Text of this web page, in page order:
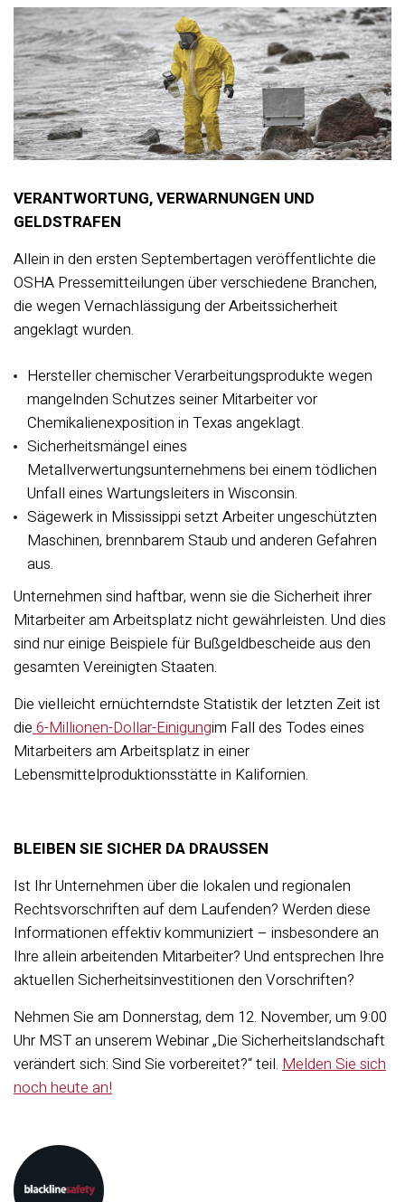
VERANTWORTUNG, VERWARNUNGEN UND
GELDSTRAFEN
Allein in den ersten Septembertagen veröffentlichte die
OSHA Pressemitteilungen über verschiedene Branchen,
die wegen Vernachlässigung der Arbeitssicherheit
angeklagt wurden.
Hersteller chemischer Verarbeitungsprodukte wegen
mangelnden Schutzes seiner Mitarbeiter vor
Chemikalienexposition in Texas angeklagt.
Sicherheitsmängel eines
Metallverwertungsunternehmens bei einem tödlichen
Unfall eines Wartungsleiters in Wisconsin.
Sägewerk in Mississippi setzt Arbeiter ungeschützten
Maschinen, brennbarem Staub und anderen Gefahren
aus.
Unternehmen sind haftbar, wenn sie die Sicherheit ihrer
Mitarbeiter am Arbeitsplatz nicht gewährleisten. Und dies
sind nur einige Beispiele für Bußgeldbescheide aus den
gesamten Vereinigten Staaten.
Die vielleicht ernüchterndste Statistik der letzten Zeit ist
die 6-Millionen-Dollar-Einigungim Fall des Todes eines
Mitarbeiters am Arbeitsplatz in einer
Lebensmittelproduktionsstätte in Kalifornien.
BLEIBEN SIE SICHER DA DRAUSSEN
Ist Ihr Unternehmen über die lokalen und regionalen
Rechtsvorschriften auf dem Laufenden? Werden diese
Informationen effektiv kommuniziert – insbesondere an
Ihre allein arbeitenden Mitarbeiter? Und entsprechen Ihre
aktuellen Sicherheitsinvestitionen den Vorschriften?
Nehmen Sie am Donnerstag, dem 12. November, um 9:00
Uhr MST an unserem Webinar „Die Sicherheitslandschaft
verändert sich: Sind Sie vorbereitet?“ teil. Melden Sie sich
noch heute an!